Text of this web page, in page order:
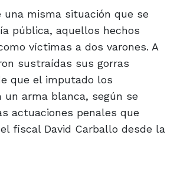
una misma situación que se
pública, aquellos hechos
víctimas a dos varones. A
sustraídas sus gorras
que el imputado los
un arma blanca, según se
actuaciones penales que
fiscal David Carballo desde la